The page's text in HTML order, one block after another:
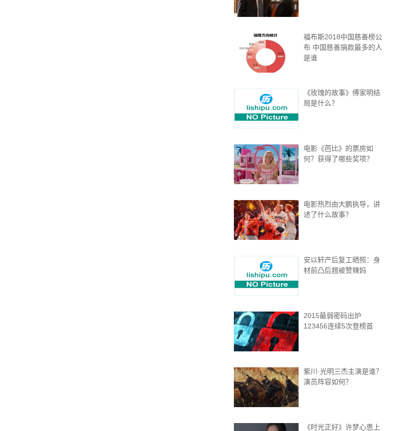
福布斯2018中国慈善榜公
布 中国慈善捐款最多的人
是谁
《玫瑰的故事》傅家明结
局是什么？
电影《芭比》的票房如
何？获得了哪些奖项？
电影热烈由大鹏执导，讲
述了什么故事？
安以轩产后复工晒照：身
材前凸后翘被赞辣妈
2015最弱密码出炉
123456连续5次登榜首
紫川·光明三杰主演是谁？
演员阵容如何？
《时光正好》许梦心患上